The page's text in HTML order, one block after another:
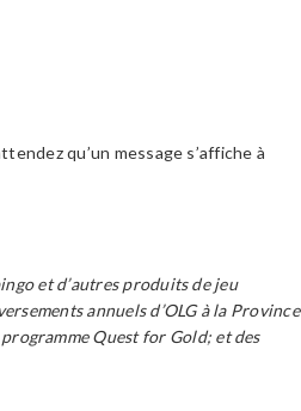
qu’un message s’affiche à
et d’autres produits de jeu
annuels d’OLG à la Province
Quest for Gold; et des